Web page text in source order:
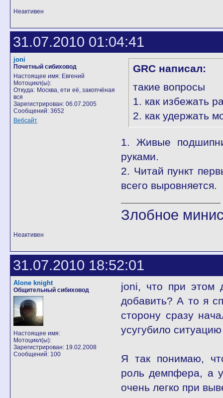
Неактивен
31.07.2010 01:04:41
joni
Почетный сибиховод
Настоящее имя: Евгений
Мотоцикл(ы):
Откуда: Москва, ети её, закопчёная
вся
Зарегистрирован: 06.07.2005
Сообщений: 3652
Вебсайт
GRC написал:
такие вопросы
1. как избежать
2. как удержать
1. Живые
руками.
2. Читай пункт
всего выровняется.
Злобное
Неактивен
31.07.2010 18:52:01
Alone knight
Общительный сибиховод
Настоящее имя:
Мотоцикл(ы):
Зарегистрирован: 19.02.2008
Сообщений: 100
joni, что при этом
добавить? А то я
сторону сразу
усугубило
Я так понимаю,
роль демпфера, а
очень легко при